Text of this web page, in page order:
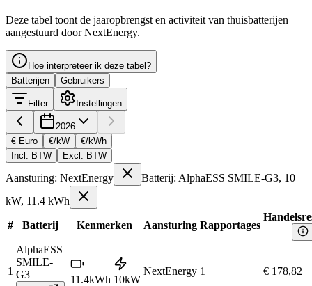
Deze tabel toont de jaaropbrengst en activiteit van thuisbatterijen
aangestuurd door NextEnergy.
Hoe interpreteer ik deze tabel?
Batterijen
Gebruikers
Filter Instellingen
2026
€ Euro
€/kW
€/kWh
Incl. BTW
Excl. BTW
Aansturing: NextEnergy
Batterij: AlphaESS SMILE-G3, 10
kW, 11.4 kWh
# Batterij Kenmerken Aansturing Rapportages
1
AlphaESS
SMILE-
G3
11.4kWh 10kW
NextEnergy 1 € 178,82